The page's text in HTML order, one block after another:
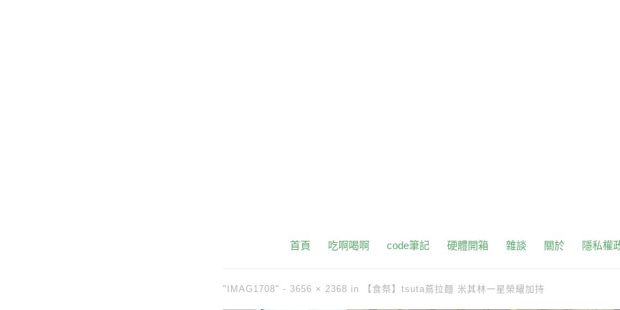
首頁 吃啊喝啊 code筆記 硬體開箱 雜談 關於 隱私權
"IMAG1708" - 3656 × 2368 in 【食祭】tsuta蔦拉麵 米其林一星榮耀加持